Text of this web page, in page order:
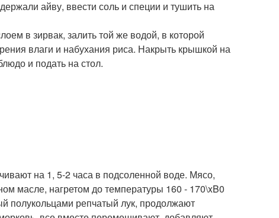
айву, ввести соль и специи и тушить на
в зирвак, залить той же водой, в которой
влаги и набухания риса. Накрыть крышкой на
и подать на стол.
на 1, 5-2 часа в подсоленной воде. Мясо,
масле, нагретом до температуры 160 - 170\xB0
полукольцами репчатый лук, продолжают